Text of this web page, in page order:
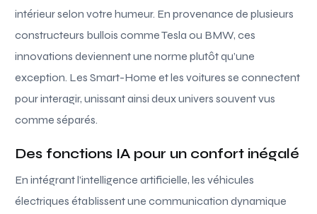
intérieur selon votre humeur. En provenance de plusieurs
constructeurs bullois comme Tesla ou BMW, ces
innovations deviennent une norme plutôt qu’une
exception. Les Smart-Home et les voitures se connectent
pour interagir, unissant ainsi deux univers souvent vus
comme séparés.
Des fonctions IA pour un confort inégalé
En intégrant l’intelligence artificielle, les véhicules
électriques établissent une communication dynamique